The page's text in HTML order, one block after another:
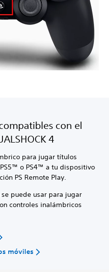
con el
4
para jugar títulos
o PS4™ a tu dispositivo
PS Remote Play.
puede usar para jugar
controles inalámbricos
móviles